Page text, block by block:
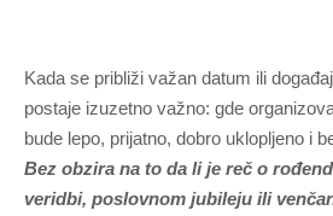
Kada se približi važan datum ili
postaje izuzetno važno: gde
bude lepo, prijatno, dobro uklopljeno i
Bez obzira na to da li je reč o
veridbi, poslovnom jubileju ili